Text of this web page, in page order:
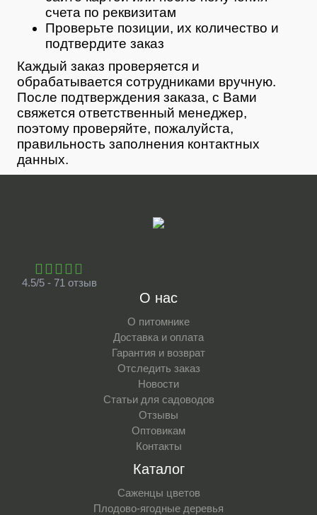
счета по реквизитам
Проверьте позиции, их количество и
подтвердите заказ
Каждый заказ проверяется и
обрабатывается сотрудниками вручную.
После подтверждения заказа, с Вами
свяжется ответственный менеджер,
поэтому проверяйте, пожалуйста,
правильность заполнения контактных
данных.
4.5/5 - 71 отзыв
О нас
О питомнике
Доставка и оплата
Гарантия и возврат
Отследить заказ
Новости
Статьи для садоводов
Отзывы
Оптовикам
Контакты
Каталог
Саженцы цветов
Плодово-ягодные деревья